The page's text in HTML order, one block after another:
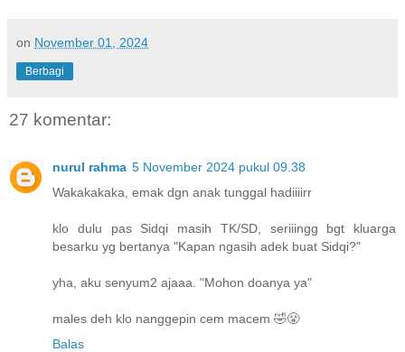
on November 01, 2024
Berbagi
27 komentar:
nurul rahma 5 November 2024 pukul 09.38
Wakakakaka, emak dgn anak tunggal hadiiiirr
klo dulu pas Sidqi masih TK/SD, seriiingg bgt kluarga
besarku yg bertanya "Kapan ngasih adek buat Sidqi?"
yha, aku senyum2 ajaaa. "Mohon doanya ya"
males deh klo nanggepin cem macem 🤣😤
Balas